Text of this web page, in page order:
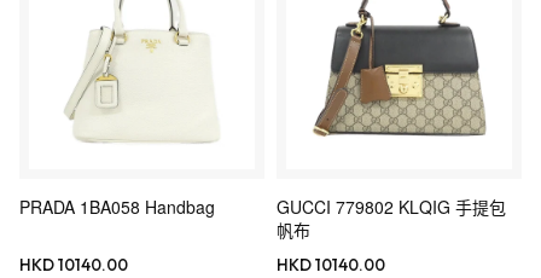
PRADA 1BA058 Handbag
HKD 10140.00
GUCCI 779802 KLQIG 手提包
帆布
HKD 10140.00